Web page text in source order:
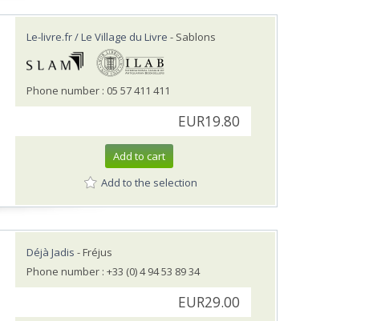
Le-livre.fr / Le Village du Livre - Sablons
Phone number : 05 57 411 411
EUR19.80
Add to cart
Add to the selection
Déjà Jadis - Fréjus
Phone number : +33 (0) 4 94 53 89 34
EUR29.00